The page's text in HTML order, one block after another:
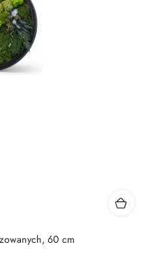
60 cm